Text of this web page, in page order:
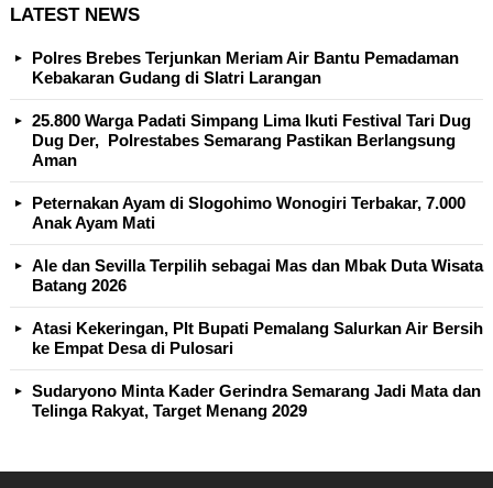
LATEST NEWS
Polres Brebes Terjunkan Meriam Air Bantu Pemadaman
Kebakaran Gudang di Slatri Larangan
25.800 Warga Padati Simpang Lima Ikuti Festival Tari Dug
Dug Der, Polrestabes Semarang Pastikan Berlangsung
Aman
Peternakan Ayam di Slogohimo Wonogiri Terbakar, 7.000
Anak Ayam Mati
Ale dan Sevilla Terpilih sebagai Mas dan Mbak Duta Wisata
Batang 2026
Atasi Kekeringan, Plt Bupati Pemalang Salurkan Air Bersih
ke Empat Desa di Pulosari
Sudaryono Minta Kader Gerindra Semarang Jadi Mata dan
Telinga Rakyat, Target Menang 2029